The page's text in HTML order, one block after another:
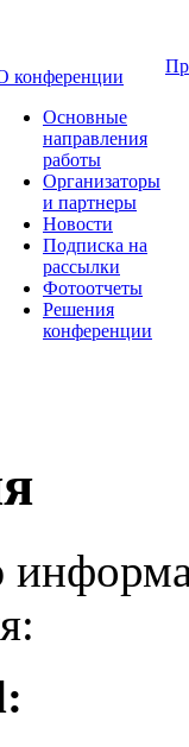
конференции
Основные
направления
работы
Организаторы
и партнеры
Новости
Подписка на
рассылки
Фотоотчеты
Решения
конференции